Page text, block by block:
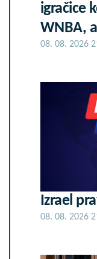
igračice
WNBA,
08. 08. 2026
Izrael
08. 08. 2026